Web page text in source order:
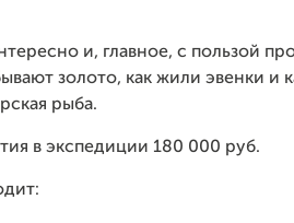
и, главное, с пользой
золото, как жили эвенки и
рыба.
в экспедиции 180 000 руб.